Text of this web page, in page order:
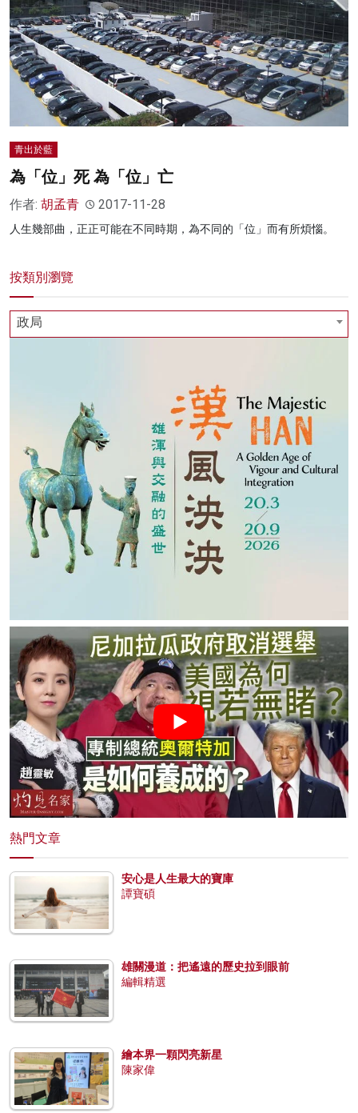
青出於藍
為「位」死 為「位」亡
作者: 胡孟青 2017-11-28
人生幾部曲，正正可能在不同時期，為不同的「位」而有所煩惱。
按類別瀏覽
政局
熱門文章
安心是人生最大的寶庫
譚寶碩
雄關漫道：把遙遠的歷史拉到眼前
編輯精選
繪本界一顆閃亮新星
陳家偉